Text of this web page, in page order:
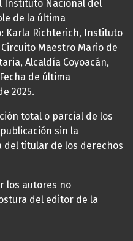
Instituto Nacional del
de la última
Karla Richterich, Instituto
Maestro Mario de
Alcaldía Coyoacán,
de última
2025.
total o parcial de los
sin la
del titular de los derechos
los autores no
del editor de la